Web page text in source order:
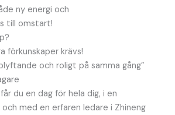
ny energi och
till omstart!
förkunskaper krävs!
och roligt på samma gång”
du en dag för hela dig, i en
med en erfaren ledare i Zhineng